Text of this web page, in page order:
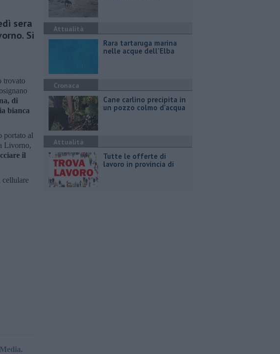
sera
Si
trovato
di
bianca
portato al
Livorno,
il
cellulare
Attualità
Rara tartaruga marina
nelle acque dell'Elba
Cronaca
Cane carlino precipita in
un pozzo colmo d'acqua
Attualità
​Tutte le offerte di
lavoro in provincia di